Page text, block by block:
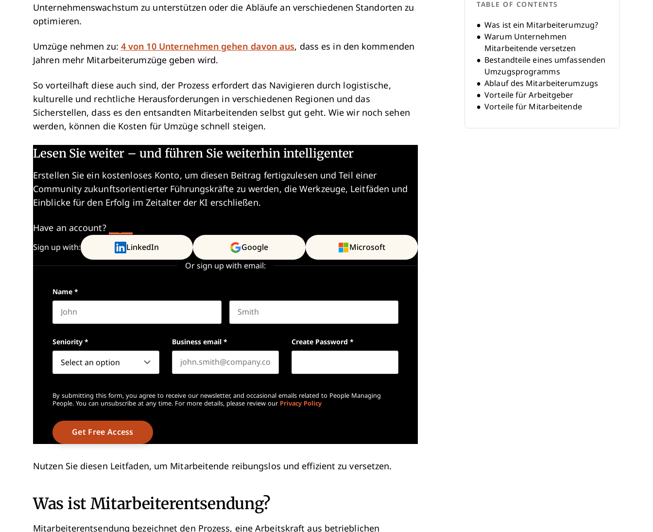
Unternehmenswachstum zu unterstützen oder die Abläufe an verschiedenen Standorten zu
optimieren.
Umzüge nehmen zu: 4 von 10 Unternehmen gehen davon aus, dass es in den kommenden
Jahren mehr Mitarbeiterumzüge geben wird.
So vorteilhaft diese auch sind, der Prozess erfordert das Navigieren durch logistische,
kulturelle und rechtliche Herausforderungen in verschiedenen Regionen und das
Sicherstellen, dass es den entsandten Mitarbeitenden selbst gut geht. Wie wir noch sehen
werden, können die Kosten für Umzüge schnell steigen.
Lesen Sie weiter – und führen Sie weiterhin intelligenter
Erstellen Sie ein kostenloses Konto, um diesen Beitrag fertigzulesen und Teil einer
Community zukunftsorientierter Führungskräfte zu werden, die Werkzeuge, Leitfäden und
Einblicke für den Erfolg im Zeitalter der KI erschließen.
Have an account?
Sign up with: LinkedIn Google Microsoft
Or sign up with email:
Name *
Seniority * Business email * Create Password *
By submitting this form, you agree to receive our newsletter, and occasional emails related to People Managing
People. You can unsubscribe at any time. For more details, please review our Privacy Policy
Nutzen Sie diesen Leitfaden, um Mitarbeitende reibungslos und effizient zu versetzen.
Was ist Mitarbeiterentsendung?
Mitarbeiterentsendung bezeichnet den Prozess, eine Arbeitskraft aus betrieblichen
TABLE OF CONTENTS
Was ist ein Mitarbeiterumzug?
Warum Unternehmen
Mitarbeitende versetzen
Bestandteile eines umfassenden
Umzugsprogramms
Ablauf des Mitarbeiterumzugs
Vorteile für Arbeitgeber
Vorteile für Mitarbeitende
Herausforderungen